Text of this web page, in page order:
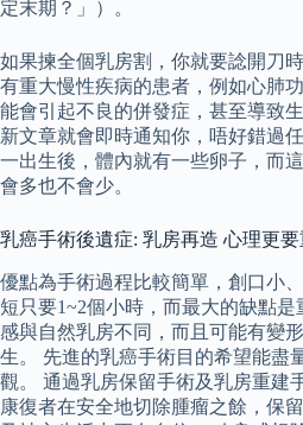
定末期？」）。
如果揀全個乳房割，你就要諗開刀
有重大慢性疾病的患者，例如心肺
能會引起不良的併發症，甚至導致
新文章就會即時通知你，唔好錯過
一出生後，體內就有一些卵子，而
會多也不會少。
乳癌手術後遺症: 乳房再造 心理更要
優點為手術過程比較簡單，創口小
短只要1~2個小時，而最大的缺點
感與自然乳房不同，而且可能有變
生。 先進的乳癌手術目的希望能盡
觀。 通過乳房保留手術及乳房重建
康復者在安全地切除腫瘤之餘，保